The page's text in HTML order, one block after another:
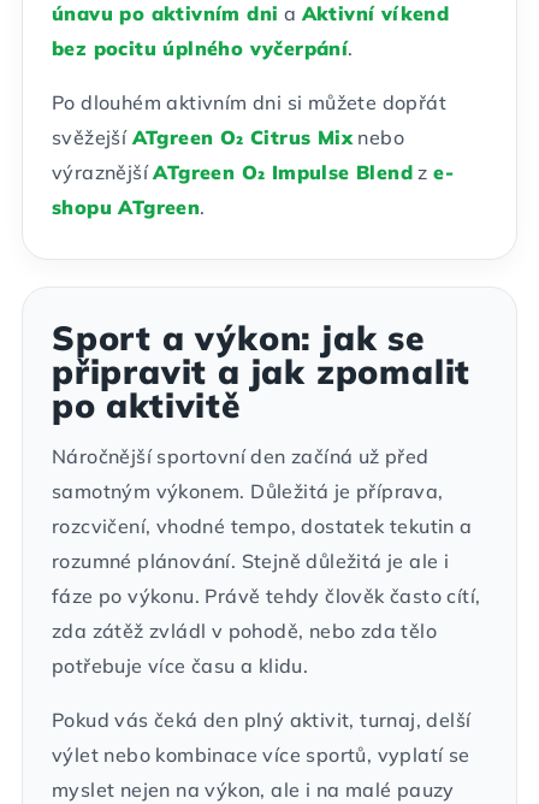
únavu po aktivním dni aAktivní víkend
bez pocitu úplného vyčerpání.
Po dlouhém aktivním dni si můžete dopřát
svěžejšíATgreen O₂ Citrus Mixnebo
výraznějšíATgreen O₂ Impulse Blend ze-
shopu ATgreen.
Sport a výkon: jak se
připravit a jak zpomalit
po aktivitě
Náročnější sportovní den začíná už před
samotným výkonem. Důležitá je příprava,
rozcvičení, vhodné tempo, dostatek tekutin a
rozumné plánování. Stejně důležitá je ale i
fáze po výkonu. Právě tehdy člověk často cítí,
zda zátěž zvládl v pohodě, nebo zda tělo
potřebuje více času a klidu.
Pokud vás čeká den plný aktivit, turnaj, delší
výlet nebo kombinace více sportů, vyplatí se
myslet nejen na výkon, ale i na malé pauzy